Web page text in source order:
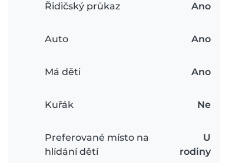
Řidičský průkaz Ano
Auto Ano
Má děti Ano
Kuřák Ne
Preferované místo na
hlídání dětí
U
rodiny